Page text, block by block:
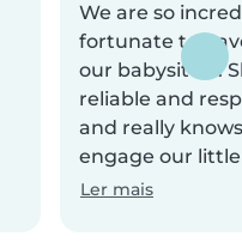
We are so
fortunate to
our babysitter.
reliable and
and really
engage our little
Ler mais